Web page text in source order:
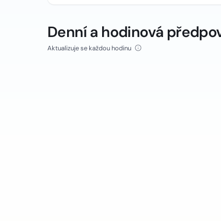
Denní a hodinová
Aktualizuje se každou hodinu